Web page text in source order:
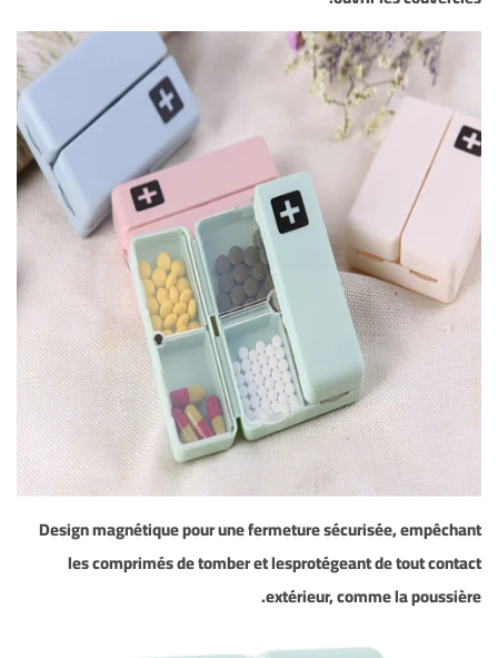
Designmagnétiquepour une fermeture sécurisée, empêchant
les comprimés detomberet lesprotégeant de tout contact
extérieur,comme la poussière
.